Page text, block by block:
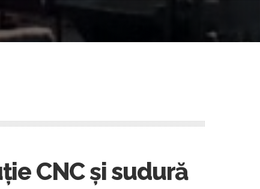
CNC și sudură